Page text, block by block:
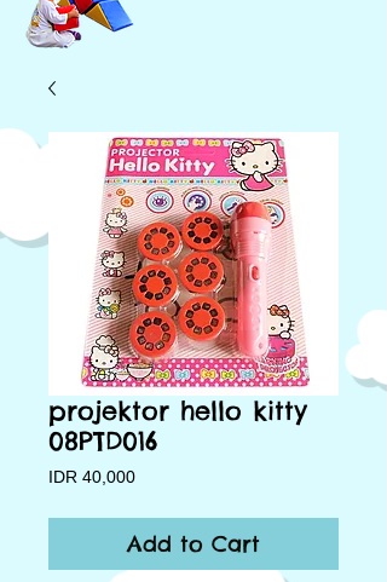
projektor hello kitty
08PTD016
IDR 40,000Price
Add to Cart